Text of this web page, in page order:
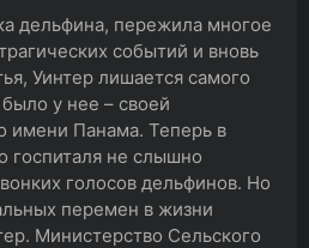
дельфина, пережила многое
событий и вновь
Уинтер лишается самого
у нее – своей
имени Панама. Теперь в
госпиталя не слышно
голосов дельфинов. Но
перемен в жизни
Министерство Сельского